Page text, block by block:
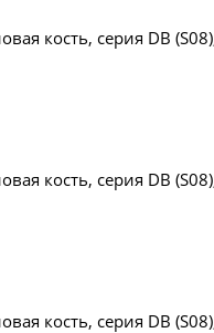
кость, серия DB
кость, серия DB
кость, серия DB